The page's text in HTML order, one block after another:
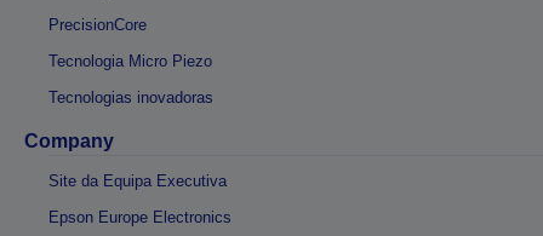
PrecisionCore
Tecnologia Micro Piezo
Tecnologias inovadoras
Company
Site da Equipa Executiva
Epson Europe Electronics